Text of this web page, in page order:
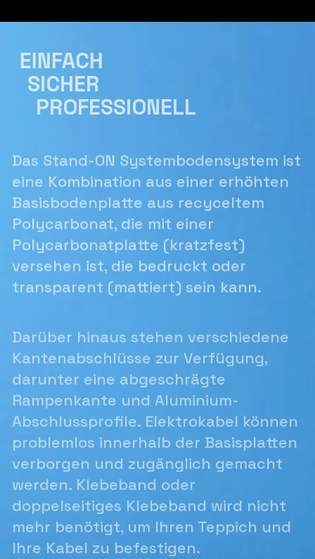
e
r
EINFACH
SICHER
PROFESSIONELL
Das Stand-ON Systembodensystem ist
eine Kombination aus einer erhöhten
Basisbodenplatte aus recyceltem
Polycarbonat, die mit einer
Polycarbonatplatte (kratzfest)
versehen ist, die bedruckt oder
transparent (mattiert) sein kann.
Darüber hinaus stehen verschiedene
Kantenabschlüsse zur Verfügung,
darunter eine abgeschrägte
Rampenkante und Aluminium-
Abschlussprofile. Elektrokabel können
problemlos innerhalb der Basisplatten
verborgen und zugänglich gemacht
werden. Klebeband oder
doppelseitiges Klebeband wird nicht
mehr benötigt, um Ihren Teppich und
Ihre Kabel zu befestigen.